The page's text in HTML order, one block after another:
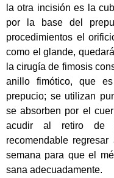
la otra incisión es la
por la base del
procedimientos el
como el glande,
la cirugía de fimosis
anillo fimótico, que
prepucio; se utilizan
se absorben por el
acudir al retiro de
recomendable
semana para que el
sana adecuadamente.